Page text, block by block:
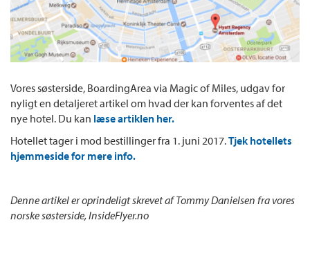
Vores søsterside, BoardingArea via Magic of Miles, udgav for
nyligt en detaljeret artikel om hvad der kan forventes af det
nye hotel. Du kan læse artiklen her.
Hotellet tager i mod bestillinger fra 1. juni 2017.Tjek hotellets
hjemmeside for mere info.
Denne artikel er oprindeligt skrevet af Tommy Danielsen fra vores
norske søsterside, InsideFlyer.no